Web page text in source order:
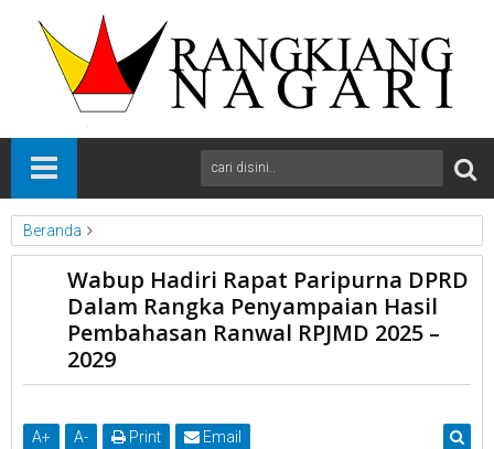
Beranda
kab Solok
News
Sumbar
Wabup Hadiri Rapat Paripurna DPRD Dalam Rangka
Penyampaian Hasil Pembahasan Ranwal RPJMD 2025 – 2029
Wabup Hadiri Rapat Paripurna DPRD
Dalam Rangka Penyampaian Hasil
Pembahasan Ranwal RPJMD 2025 –
2029
A+ A- Print Email